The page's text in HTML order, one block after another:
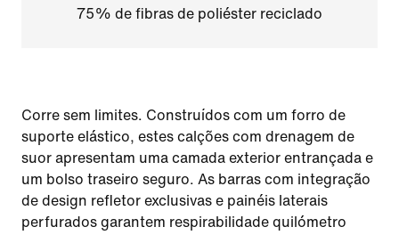
75% de fibras de poliéster reciclado
Corre sem limites. Construídos com um forro de
suporte elástico, estes calções com drenagem de
suor apresentam uma camada exterior entrançada e
um bolso traseiro seguro. As barras com integração
de design refletor exclusivas e painéis laterais
perfurados garantem respirabilidade quilómetro